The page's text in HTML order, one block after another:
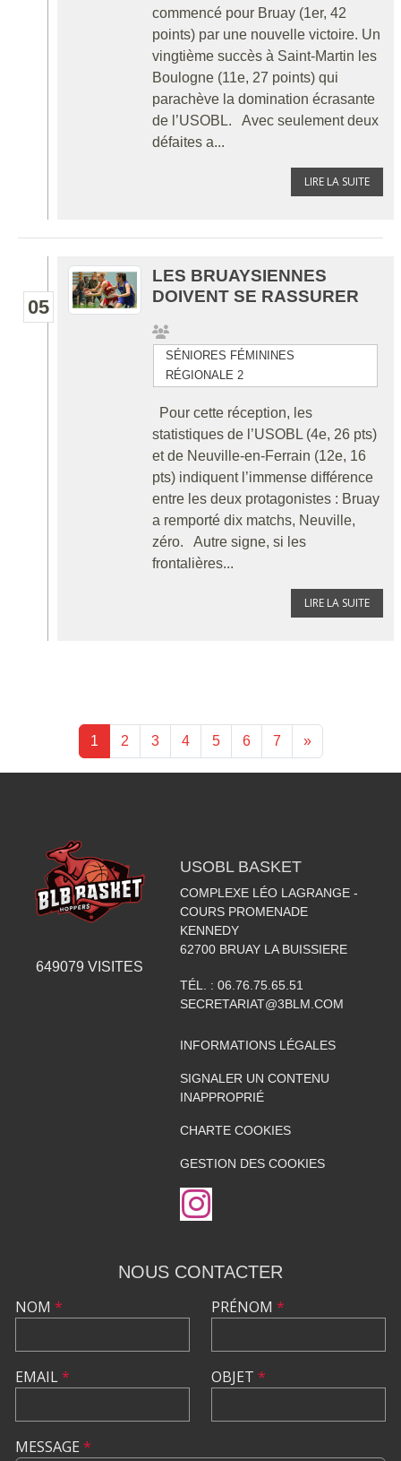
commencé pour Bruay (1er, 42
points) par une nouvelle victoire. Un
vingtième succès à Saint-Martin les
Boulogne (11e, 27 points) qui
parachève la domination écrasante
de l’USOBL. Avec seulement deux
défaites a...
LIRE LA SUITE
05
LES BRUAYSIENNES
DOIVENT SE RASSURER
SÉNIORES FÉMININES
RÉGIONALE 2
Pour cette réception, les
statistiques de l’USOBL (4e, 26 pts)
et de Neuville-en-Ferrain (12e, 16
pts) indiquent l’immense différence
entre les deux protagonistes : Bruay
a remporté dix matchs, Neuville,
zéro. Autre signe, si les
frontalières...
LIRE LA SUITE
1 2 3 4 5 6 7 »
649079 VISITES
USOBL BASKET
COMPLEXE LÉO LAGRANGE -
COURS PROMENADE
KENNEDY
62700 BRUAY LA BUISSIERE
TÉL. : 06.76.75.65.51
SECRETARIAT@3BLM.COM
INFORMATIONS LÉGALES
SIGNALER UN CONTENU
INAPPROPRIÉ
CHARTE COOKIES
GESTION DES COOKIES
NOUS CONTACTER
NOM *
EMAIL*
PRÉNOM *
OBJET *
MESSAGE *